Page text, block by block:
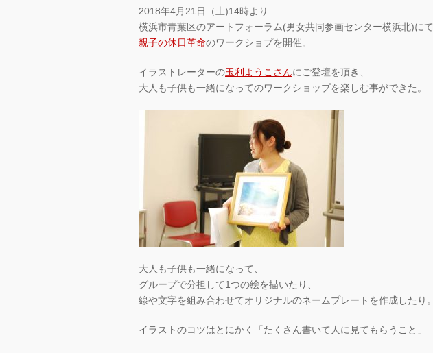
2018年4月21日（土)14時より
横浜市青葉区のアートフォーラム(男女共同参画センター横浜北)にて
親子の休日革命のワークショプを開催。
イラストレーターの玉利ようこさんにご登壇を頂き、
大人も子供も一緒になってのワークショップを楽しむ事ができた。
大人も子供も一緒になって、
グループで分担して1つの絵を描いたり、
線や文字を組み合わせてオリジナルのネームプレートを作成したり。
イラストのコツはとにかく「たくさん書いて人に見てもらうこと」